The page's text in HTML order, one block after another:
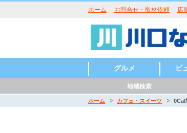
ホーム お問合せ・取材依頼 店
グルメ
うどん・そば・麺類
居酒屋・酒屋
和食・日本料理
中華・中国料理
焼肉・鉄板焼
洋食・西洋料理
カフェ・スイーツ
魚介・海鮮料理
アジア・エスニック
カラオケ・パーティ
焼き鳥・からあげ
お弁当・キッチンカ
ー・屋台
その他グルメ
ハンバーガー
ビ
地域検索
川口駅周辺
東川口駅周辺
西川口駅周辺
川口元郷駅周辺
南鳩ヶ谷駅周辺
鳩ヶ谷駅周辺
新井宿駅周辺
戸塚安行駅周辺
ホーム カフェ・スイーツ 0Cal